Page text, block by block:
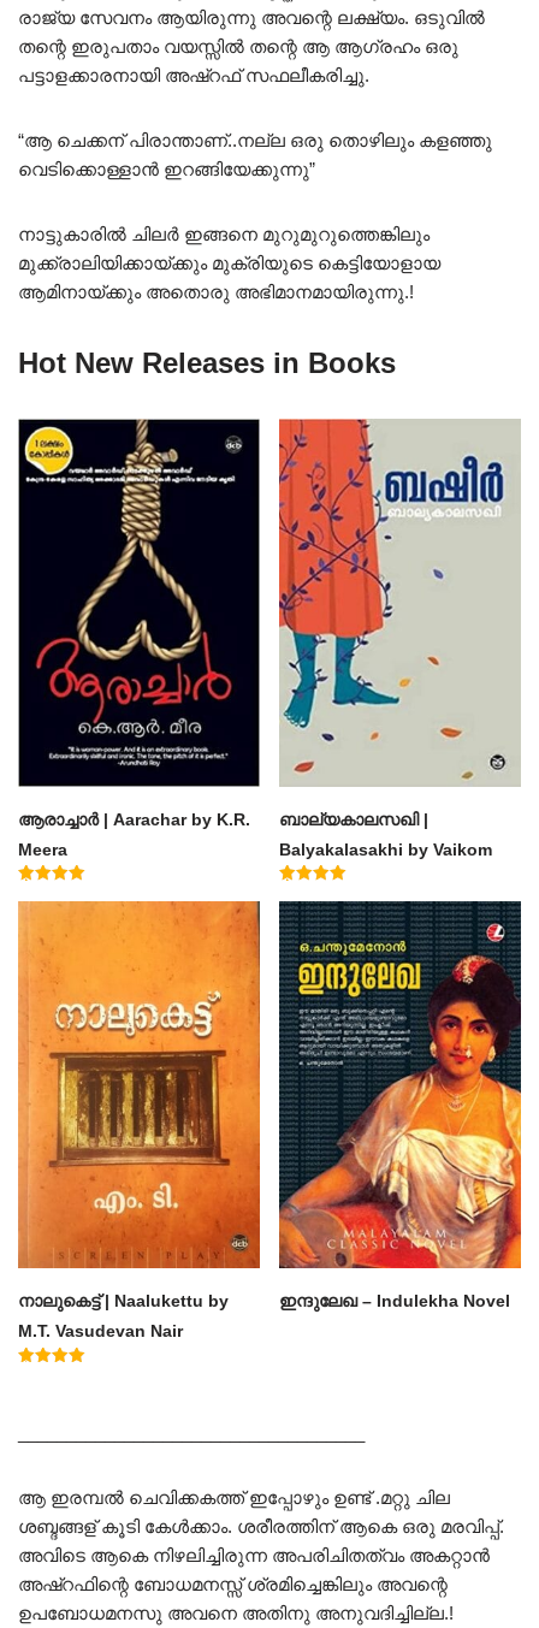
രാജ്യ സേവനം ആയിരുന്നു അവന്റെ ലക്ഷ്യം. ഒടുവിൽ
തന്റെ ഇരുപതാം വയസ്സിൽ തന്റെ ആ ആഗ്രഹം ഒരു
പട്ടാളക്കാരനായി അഷ്റഫ് സഫലീകരിച്ചു.
“ആ ചെക്കന് പിരാന്താണ്..നല്ല ഒരു തൊഴിലും കളഞ്ഞു
വെടിക്കൊള്ളാൻ ഇറങ്ങിയേക്കുന്നു”
നാട്ടുകാരിൽ ചിലർ ഇങ്ങനെ മുറുമുറുത്തെങ്കിലും
മുക്ക്രാലിയിക്കായ്ക്കും മുക്രിയുടെ കെട്ടിയോളായ
ആമിനായ്ക്കും അതൊരു അഭിമാനമായിരുന്നു.!
Hot New Releases in Books
ആരാച്ചാര്‍ | Aarachar by K.R.
Meera
ബാല്യകാലസഖി |
Balyakalasakhi by Vaikom
Muhammad Basheer
4.60
out of 5
നാലുകെട്ട് | Naalukettu by
M.T. Vasudevan Nair
ഇന്ദുലേഖ – Indulekha Novel
ആ ഇരമ്പൽ ചെവിക്കകത്ത് ഇപ്പോഴും ഉണ്ട് .മറ്റു ചില
ശബ്ദങ്ങള് കൂടി കേൾക്കാം. ശരീരത്തിന് ആകെ ഒരു മരവിപ്പ്.
അവിടെ ആകെ നിഴലിച്ചിരുന്ന അപരിചിതത്വം അകറ്റാൻ
അഷ്റഫിന്റെ ബോധമനസ്സ്‌ ശ്രമിച്ചെങ്കിലും അവന്റെ
ഉപബോധമനസു അവനെ അതിനു അനുവദിച്ചില്ല.!